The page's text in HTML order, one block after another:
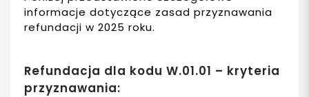
informacje dotyczące zasad przyznawania
refundacji w 2025 roku.
Refundacja dla kodu W.01.01 – kryteria
przyznawania: